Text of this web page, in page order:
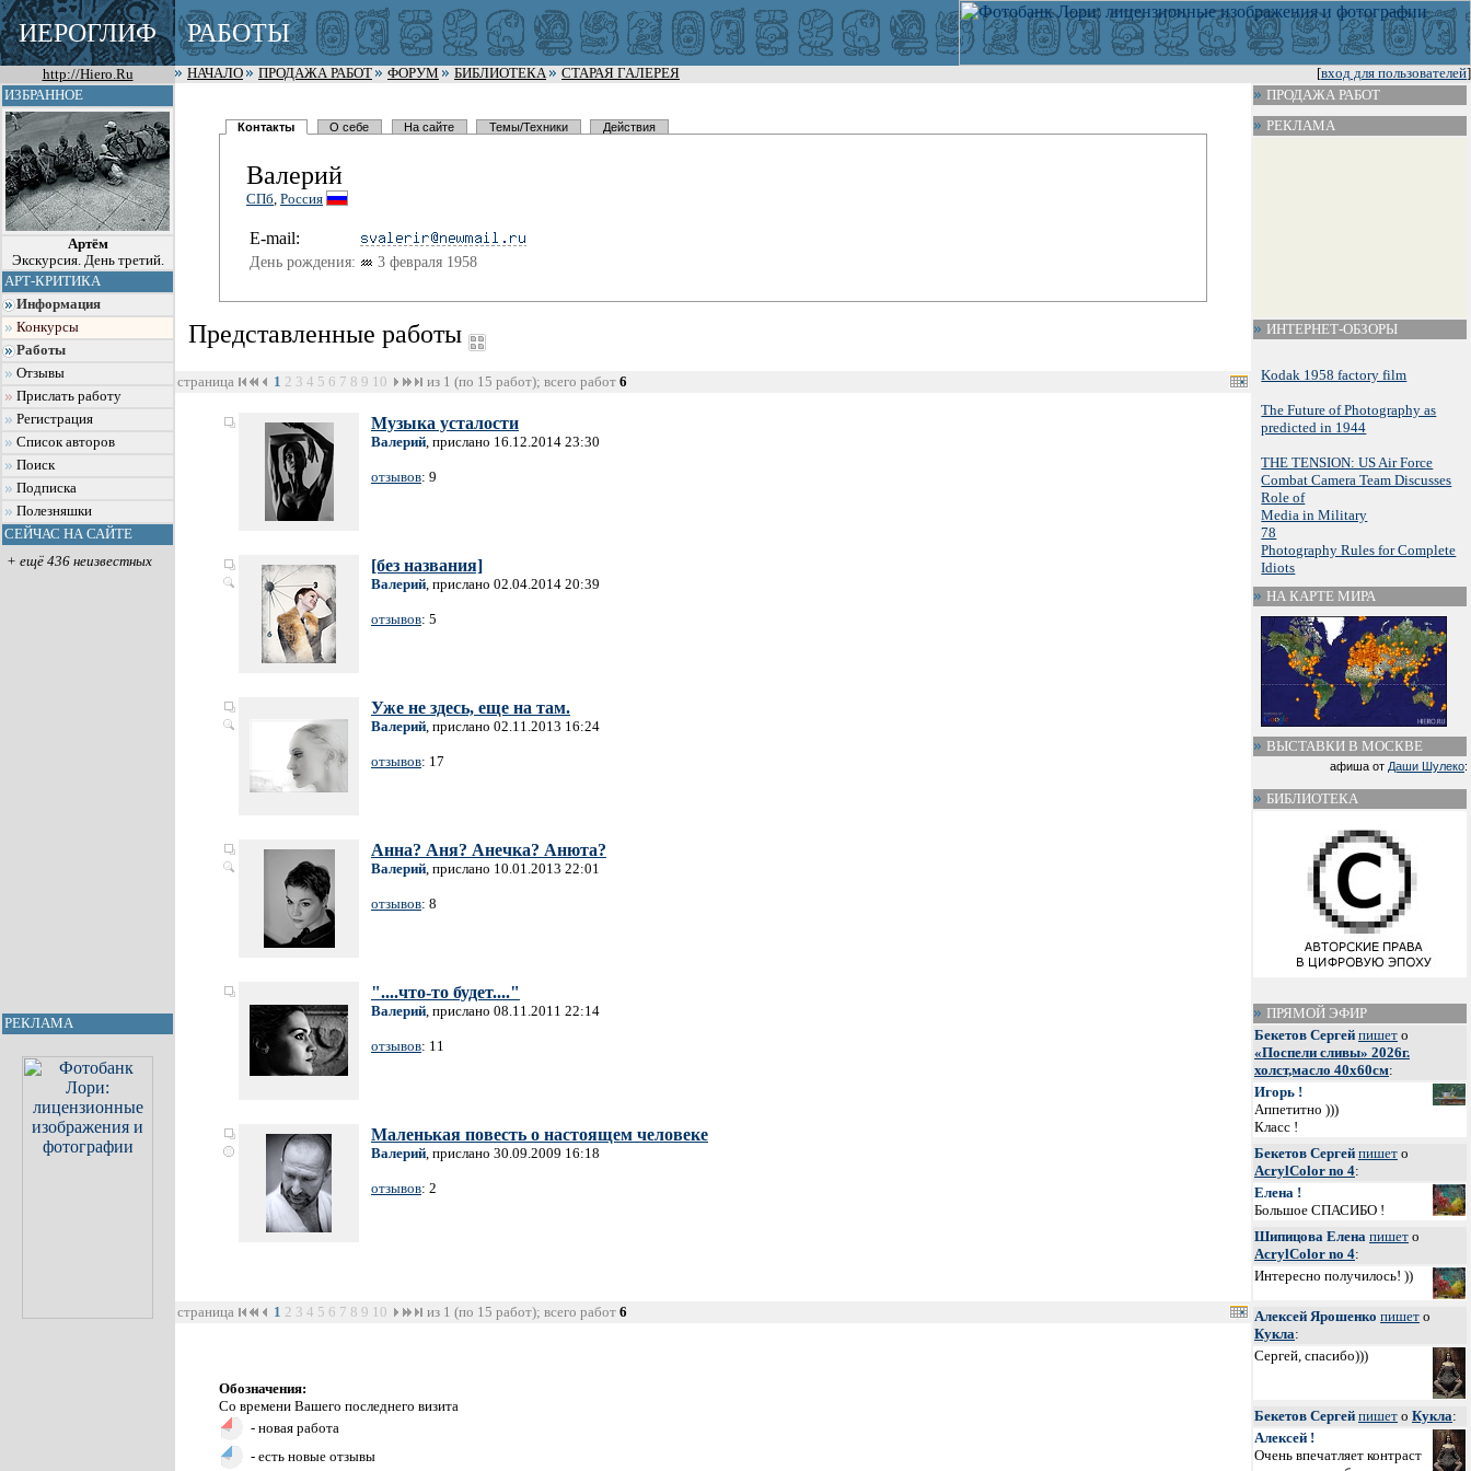
ИЕРОГЛИФ РАБОТЫ
http://Hiero.Ru [вход для пользователей]
НАЧАЛО ПРОДАЖА РАБОТ ФОРУМ БИБЛИОТЕКА
СТАРАЯ ГАЛЕРЕЯ
ИЗБРАННОЕ
Артём
Экскурсия. День третий.
АРТ-КРИТИКА
Информация
Конкурсы
Работы
Отзывы
Прислать работу
Регистрация
Список авторов
Поиск
Подписка
Полезняшки
СЕЙЧАС НА САЙТЕ
+ ещё 436 неизвестных
РЕКЛАМА
Контакты О себе На сайте Темы/Техники Действия
Валерий
СПб, Россия
E-mail:
День рождения: 3 февраля 1958
Представленные работы
страница 1 2 3 4 5 6 7 8 9 10 из 1 (по 15 работ); всего работ 6
Музыка усталости
Валерий, прислано 16.12.2014 23:30
отзывов: 9
[без названия]
Валерий, прислано 02.04.2014 20:39
отзывов: 5
Уже не здесь, еще на там.
Валерий, прислано 02.11.2013 16:24
отзывов: 17
Анна? Аня? Анечка? Анюта?
Валерий, прислано 10.01.2013 22:01
отзывов: 8
"....что-то будет...."
Валерий, прислано 08.11.2011 22:14
отзывов: 11
Маленькая повесть о настоящем человеке
Валерий, прислано 30.09.2009 16:18
отзывов: 2
страница 1 2 3 4 5 6 7 8 9 10 из 1 (по 15 работ); всего работ 6
Обозначения:
Со времени Вашего последнего визита
- новая работа
- есть новые отзывы
ПРОДАЖА РАБОТ
РЕКЛАМА
ИНТЕРНЕТ-ОБЗОРЫ
Kodak 1958 factory film
The Future of Photography as
predicted in 1944
THE TENSION: US Air Force
Combat Camera Team Discusses
Role of
Media in Military
78
Photography Rules for Complete
Idiots
НА КАРТЕ МИРА
ВЫСТАВКИ В МОСКВЕ
афиша от Даши Шулеко:
БИБЛИОТЕКА
ПРЯМОЙ ЭФИР
Бекетов Сергей пишет о
«Поспели сливы» 2026г.
холст,масло 40х60см:
Игорь !
Аппетитно )))
Класс !
Бекетов Сергей пишет о
AcrylColor no 4:
Елена !
Большое СПАСИБО !
Шипицова Елена пишет о
AcrylColor no 4:
Интересно получилось! ))
Алексей Ярошенко пишет о
Кукла:
Сергей, спасибо)))
Бекетов Сергей пишет о Кукла:
Алексей !
Очень впечатляет контраст